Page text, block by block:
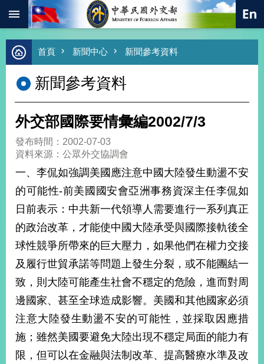
跳到主要內容區塊
進
階
尋
熱
外
交
值
外
交
經
濟
日
不
落
海
首頁 新聞中心 新聞參考資料
新聞參考資料
外交部國際要情彙編2002/7/3
發布時間：2002-07-03
資料來源：公眾外交協調會
一、李侃如強調美國應注意中國大陸發生動盪不安
的可能性-前美國國安會亞洲事務資深主任李侃如
日前表示：中共新一代領導人需要進行一系列真正
的政治改革，才能使中國大陸承受與國際接軌後全
球性競爭所帶來的巨大壓力，如果他們在權力交接
及履行世貿承諾等問題上發生分裂，或不能團結一
致，則大陸可能產生社會不穩定的危險，進而對周
邊國家、甚至全球造成影響。美國和其他國家必須
注意大陸發生動盪不安的可能性，並採取因應措
施；雖然美國要避免大陸出現不穩定局面的能力有
限，但可以在金融與法制改革、提高醫療水準及改